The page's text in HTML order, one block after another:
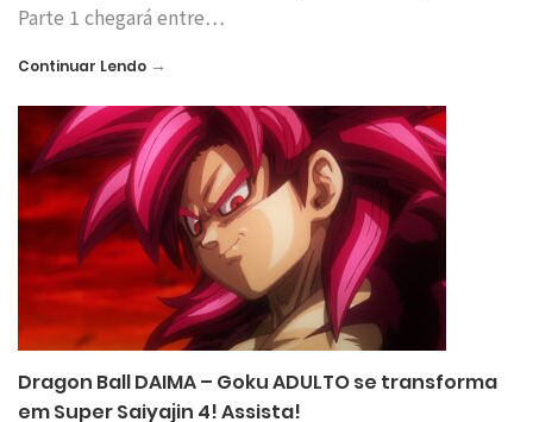
Parte 1 chegará entre…
Continuar Lendo →
Dragon Ball DAIMA – Goku ADULTO se transforma
em Super Saiyajin 4! Assista!